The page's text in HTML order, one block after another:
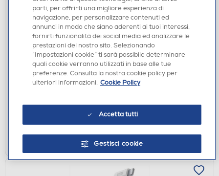
AAAMAZE - CAV0 UHD HDMI 3MT FLAT
€ 19,90
Ritiro in negozio in 30' gratuito:verifica
AGGIUNGI
parti, per offrirti una migliore esperienza di
navigazione, per personalizzare contenuti ed
annunci in modo che siano aderenti ai tuoi interessi,
fornirti funzionalità dei social media ed analizzare le
prestazioni del nostro sito. Selezionando
“Impostazioni cookie” ti sarà possibile determinare
quali cookie verranno utilizzati in base alle tue
preferenze. Consulta la nostra cookie policy per
ulteriori informazioni. Cookie Policy
Accetta tutti
Gestisci cookie